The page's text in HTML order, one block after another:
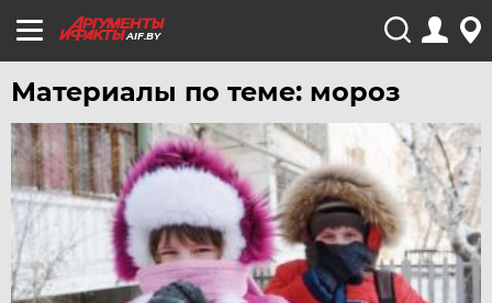
AIF.BY
Материалы по теме: мороз